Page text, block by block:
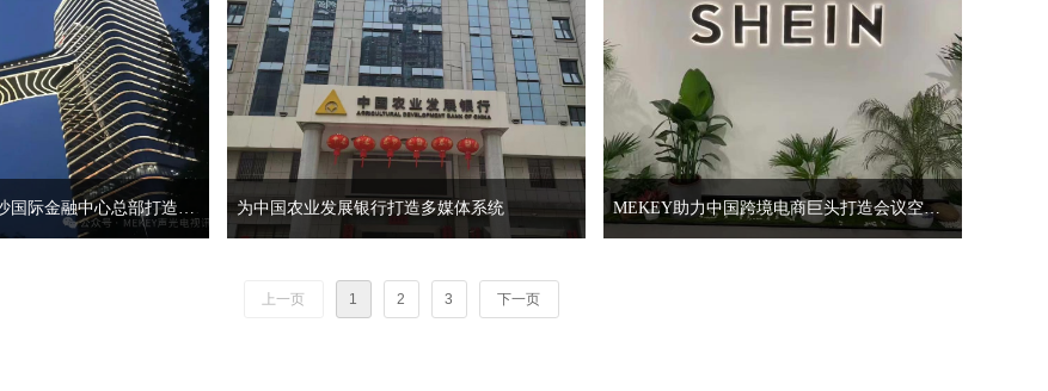
为广州吉中集团南沙国际金融中心总部打造会议系统 为中国农业发展银行打造多媒体系统 MEKEY助力中国跨境电商巨头打造会议空间！ 完美开启办公“轻”时代！
上一页 1 2 3 下一页